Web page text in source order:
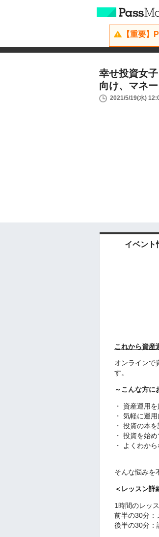
【重要
幸せ投資女
向け、マネ
2021/5/19(水)
イベント
これから資産
オンラインで
す。
～こんな方に
・ 資産運用
・ 気軽に運
・ 投資の本
・ 投資を始
・ よくわか
そんな悩みを
＜レッスン詳
1時間のレッ
前半の30分：
後半の30分：